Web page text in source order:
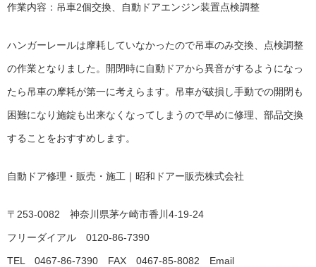
作業内容：吊車2個交換、自動ドアエンジン装置点検調整
ハンガーレールは摩耗していなかったので吊車のみ交換、点検調整
の作業となりました。開閉時に自動ドアから異音がするようになっ
たら吊車の摩耗が第一に考えらます。吊車が破損し手動での開閉も
困難になり施錠も出来なくなってしまうので早めに修理、部品交換
することをおすすめします。
自動ドア修理・販売・施工｜昭和ドアー販売株式会社
〒253-0082 神奈川県茅ケ崎市香川4-19-24
フリーダイアル 0120-86-7390
TEL 0467-86-7390 FAX 0467-85-8082 Email